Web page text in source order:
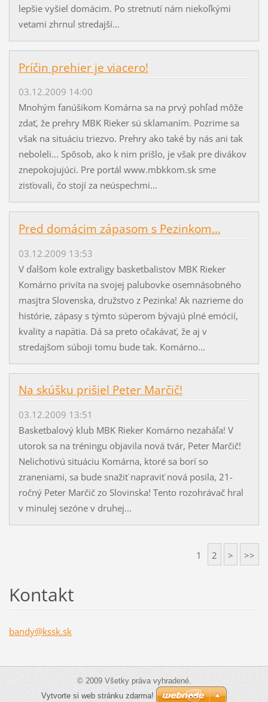
lepšie vyšiel domácim. Po stretnutí nám niekoľkými
vetami zhrnul stredajší...
Príčin prehier je viacero!
03.12.2009 14:00
Mnohým fanúšikom Komárna sa na prvý pohľad môže
zdať, že prehry MBK Rieker sú sklamaním. Pozrime sa
však na situáciu triezvo. Prehry ako také by nás ani tak
neboleli... Spôsob, ako k nim prišlo, je však pre divákov
znepokojujúci. Pre portál www.mbkkom.sk sme
zisťovali, čo stojí za neúspechmi...
Pred domácim zápasom s Pezinkom...
03.12.2009 13:53
V ďalšom kole extraligy basketbalistov MBK Rieker
Komárno privíta na svojej palubovke osemnásobného
masjtra Slovenska, družstvo z Pezinka! Ak nazrieme do
histórie, zápasy s týmto súperom bývajú plné emócií,
kvality a napätia. Dá sa preto očakávať, že aj v
stredajšom súboji tomu bude tak. Komárno...
Na skúšku prišiel Peter Marčič!
03.12.2009 13:51
Basketbalový klub MBK Rieker Komárno nezaháľa! V
utorok sa na tréningu objavila nová tvár, Peter Marčič!
Nelichotivú situáciu Komárna, ktoré sa borí so
zraneniami, sa bude snažiť napraviť nová posila, 21-
ročný Peter Marčič zo Slovinska! Tento rozohrávač hral
v minulej sezóne v druhej...
1 2 > >>
Kontakt
bandy@kssk.sk
© 2009 Všetky práva vyhradené.
Vytvorte si web stránku zdarma!